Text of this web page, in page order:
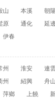
山 本溪 朝
原 通化 延邊
伊春
州 淮安 連
州 紹興 舟山
萍鄉 上饒